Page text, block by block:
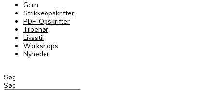
Garn
Strikkeopskrifter
PDF-Opskrifter
Tilbehør
Livsstil
Workshops
Nyheder
Søg
Søg